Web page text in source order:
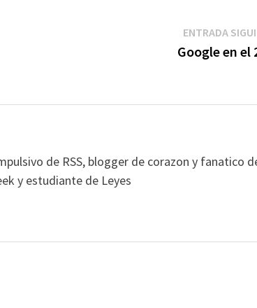
ENTRADA
Google en el
de RSS, blogger de corazon y fanatico
y estudiante de Leyes